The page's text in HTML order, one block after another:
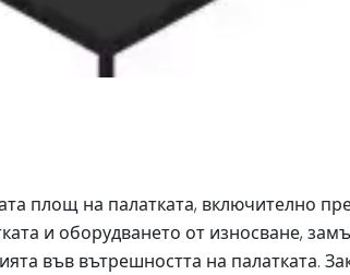
площ на палатката, включително
и оборудването от износване,
във вътрешността на палатката.